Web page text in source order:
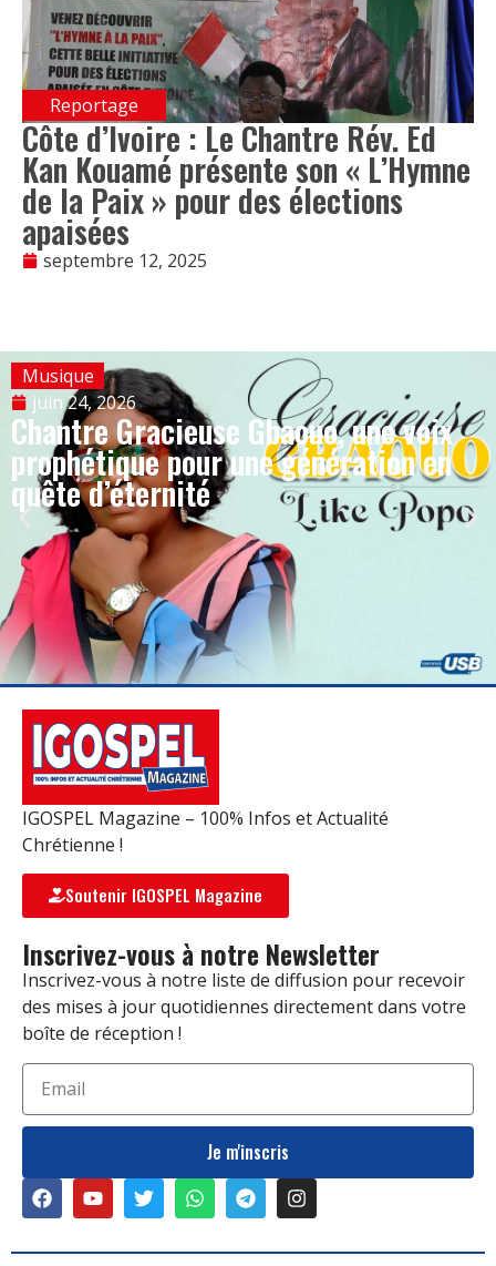
Reportage
Côte d’Ivoire : Le Chantre Rév. Ed
Kan Kouamé présente son « L’Hymne
de la Paix » pour des élections
apaisées
septembre 12, 2025
Musique
juin 24, 2026
Chantre Gracieuse Gbaouo, une voix
prophétique pour une génération en
quête d’éternité
IGOSPEL Magazine – 100% Infos et Actualité
Chrétienne !
Soutenir IGOSPEL Magazine
Inscrivez-vous à notre Newsletter
Inscrivez-vous à notre liste de diffusion pour recevoir
des mises à jour quotidiennes directement dans votre
boîte de réception !
Je m'inscris